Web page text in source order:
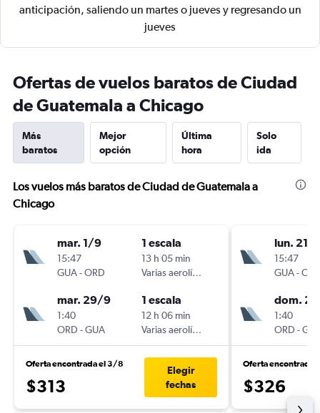
anticipación, saliendo un martes o jueves y regresando un
jueves
Ofertas de vuelos baratos de Ciudad
de Guatemala a Chicago
Más
baratos
Mejor
opción
Última
hora
Solo
ida
Los vuelos más baratos de Ciudad de Guatemala a
Chicago
mar. 1/9
15:47
GUA-ORD
1 escala
13 h 05 min
Varias aerolíneas
mar. 29/9
1:40
ORD -GUA
1 escala
12 h 06 min
Varias aerolíneas
Oferta encontrada el 3/8
$313
Elegir
fechas
lun. 21/
15:47
GUA-
dom.
1:40
ORD -
Oferta encontrada
$326